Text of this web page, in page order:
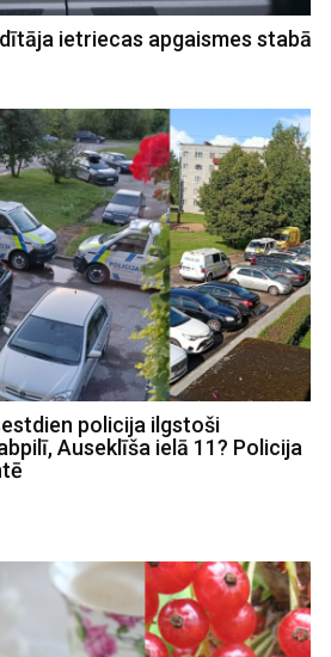
ietriecas apgaismes stabā
policija ilgstoši
Auseklīša ielā 11? Policija